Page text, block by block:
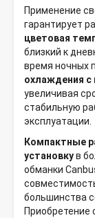
Применение
гарантирует
цветовая
близкий к
время ночных
охлаждения с
увеличивая
стабильную
эксплуатации.
Компактные
установкув
обманки
большинства
Приобретение